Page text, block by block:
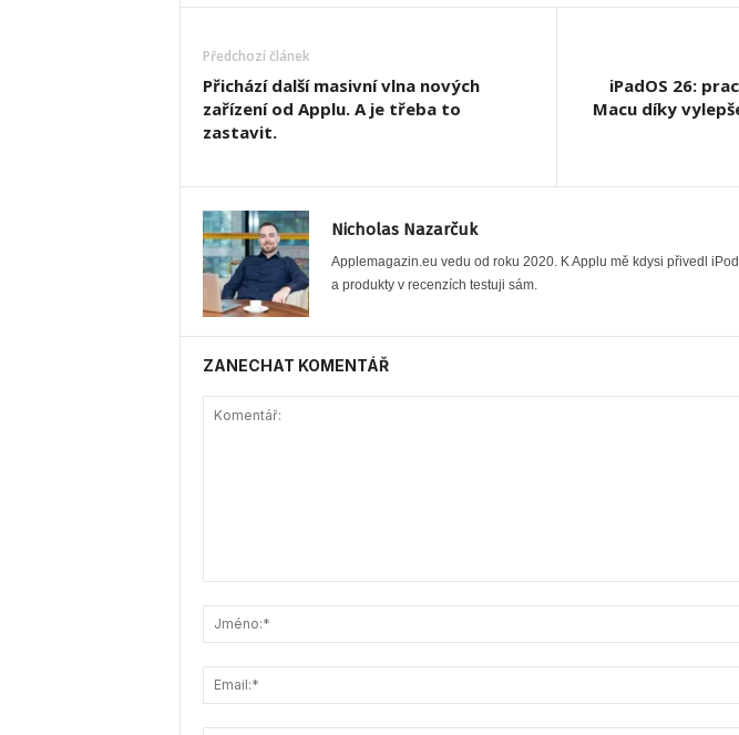
Předchozí článek
Přichází další masivní vlna nových
zařízení od Applu. A je třeba to
zastavit.
iPadOS 26:
Macu díky
Nicholas Nazarčuk
Applemagazin.eu vedu od roku 2020. K Applu mě kdysi přivedl
a produkty v recenzích testuji sám.
ZANECHAT KOMENTÁŘ